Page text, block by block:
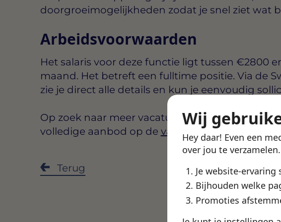
Wij
Hey daar! Even een
over jou te
Je website-ervaring
Bijhouden welke
Promoties
doorgroeimogelijkheden zodat je snel ziet wat
Arbeidsvoorwaarden
Het salaris voor deze functie ligt tussen €2800
maand. Het betreft een fulltime positie. Via de
zie je direct alle details en kun je eenvoudig
Op zoek naar meer vacatures in Leeuwarden?
volledige aanbod op de vacatures Leeuwarden
Terug Deel deze vacature